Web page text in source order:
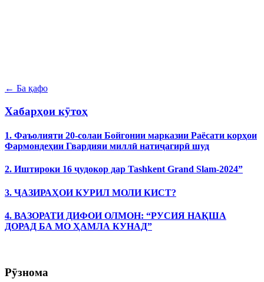
← Ба қафо
Хабарҳои кӯтоҳ
1. Фаъолияти 20-солаи Бойгонии марказии Раёсати корҳои
Фармондеҳии Гвардияи миллӣ натиҷагирӣ шуд
2. Иштироки 16 ҷудокор дар Tashkent Grand Slam-2024”
3. ҶАЗИРАҲОИ КУРИЛ МОЛИ КИСТ?
4. ВАЗОРАТИ ДИФОИ ОЛМОН: “РУСИЯ НАҚША
ДОРАД БА МО ҲАМЛА КУНАД”
Рӯзнома